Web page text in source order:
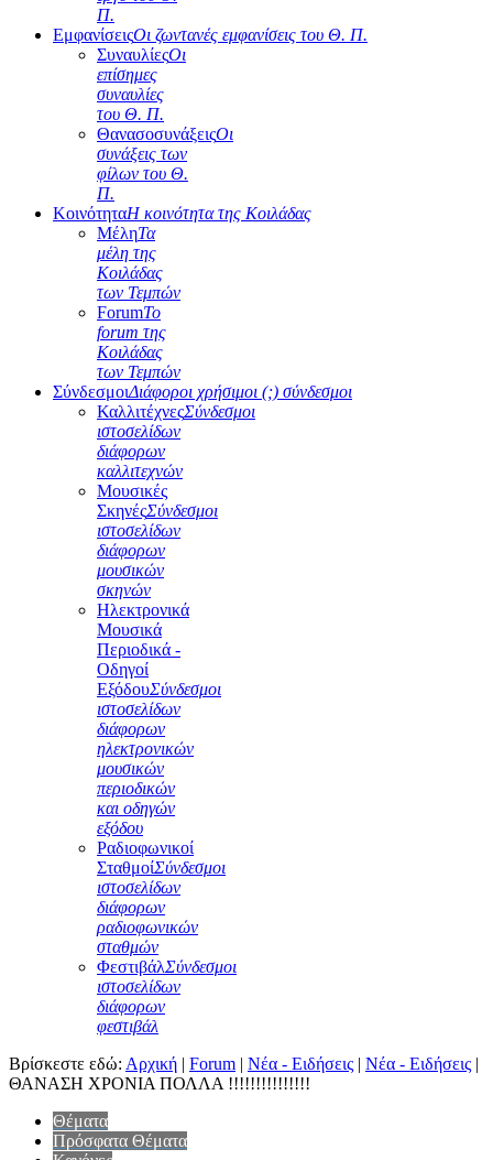
Π.
ΕμφανίσειςΟι ζωντανές εμφανίσεις του Θ. Π.
ΣυναυλίεςΟι
επίσημες
συναυλίες
του Θ. Π.
ΘανασοσυνάξειςΟι
συνάξεις των
φίλων του Θ.
Π.
ΚοινότηταΗ κοινότητα της Κοιλάδας
ΜέληΤα
μέλη της
Κοιλάδας
των Τεμπών
ForumΤο
forum της
Κοιλάδας
των Τεμπών
ΣύνδεσμοιΔιάφοροι χρήσιμοι (;) σύνδεσμοι
ΚαλλιτέχνεςΣύνδεσμοι
ιστοσελίδων
διάφορων
καλλιτεχνών
Μουσικές
ΣκηνέςΣύνδεσμοι
ιστοσελίδων
διάφορων
μουσικών
σκηνών
Ηλεκτρονικά
Μουσικά
Περιοδικά -
Οδηγοί
ΕξόδουΣύνδεσμοι
ιστοσελίδων
διάφορων
ηλεκτρονικών
μουσικών
περιοδικών
και οδηγών
εξόδου
Ραδιοφωνικοί
ΣταθμοίΣύνδεσμοι
ιστοσελίδων
διάφορων
ραδιοφωνικών
σταθμών
ΦεστιβάλΣύνδεσμοι
ιστοσελίδων
διάφορων
φεστιβάλ
Βρίσκεστε εδώ: Αρχική | Forum | Νέα - Ειδήσεις | Νέα - Ειδήσεις |
ΘΑΝΑΣΗ ΧΡΟΝΙΑ ΠΟΛΛΑ !!!!!!!!!!!!!!!
Θέματα
Πρόσφατα Θέματα